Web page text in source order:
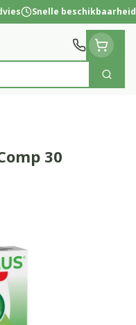
Snelle beschikbaarheid
Zoek
30